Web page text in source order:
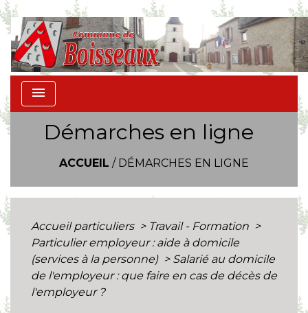
menu
Démarches en ligne
ACCUEIL / DÉMARCHES EN LIGNE
Accueil particuliers > Travail - Formation >
Particulier employeur : aide à domicile
(services à la personne) > Salarié au domicile
de l'employeur : que faire en cas de décès de
l'employeur ?